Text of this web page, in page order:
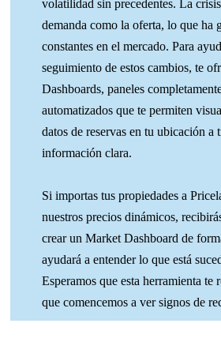
volatilidad sin precedentes. La
demanda como la oferta, lo que ha
constantes en el mercado. Para
seguimiento de estos cambios, te
Dashboards, paneles
automatizados que te permiten
datos de reservas en tu ubicación a
información clara.
Si importas tus propiedades a
nuestros precios dinámicos,
crear un Market Dashboard de
ayudará a entender lo que está
Esperamos que esta herramienta te
que comencemos a ver signos de